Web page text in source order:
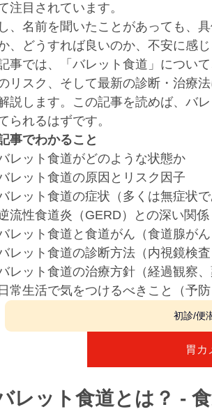
注目されています。
、名前を聞いたことがあっても、
、どうすれば良いのか、不安に感じ
事では、「バレット食道」につい
リスク、そして最新の診断・治療
説します。この記事を読めば、バ
られるはずです。
事でわかること
レット食道がどのような状態か
レット食道の原因とリスク因子
レット食道の症状（多くは無症状で
流性食道炎（GERD）との深い関係
レット食道と食道がん（食道腺が
レット食道の診断方法（内視鏡検査
レット食道の治療方針（経過観察、
日常生活で気をつけるべきこと（予防
初診/便
胃カ
レット食道とは？ -